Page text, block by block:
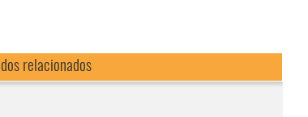
relacionados